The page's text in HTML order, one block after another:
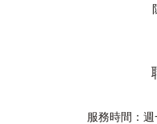
服務時間：